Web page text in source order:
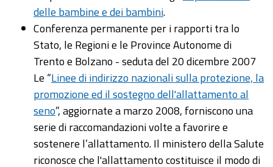
delle bambine e dei bambini.
Conferenza permanente per i rapporti tra lo
Stato, le Regioni e le Province Autonome di
Trento e Bolzano - seduta del 20 dicembre 2007
Le “Linee di indirizzo nazionali sulla protezione, la
promozione ed il sostegno dell'allattamento al
seno”, aggiornate a marzo 2008, forniscono una
serie di raccomandazioni volte a favorire e
sostenere l’allattamento. Il ministero della Salute
riconosce che l'allattamento costituisce il modo di